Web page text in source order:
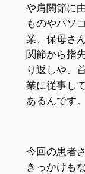
や肩関節に
ものやパソ
業、保母さ
関節から指
り返しや、
業に従事し
あるんです。
今回の患者
きっかけも